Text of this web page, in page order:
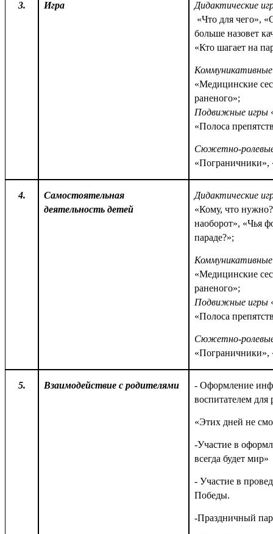
3. Игра
Дидактические
«Что для чего»,
больше назовет
«Кто шагает на
«Медицинские
раненого»;
Подвижные игры
«Полоса
Сюжетно-
«Пограничники»,
4.
Самостоятельная
деятельность детей
Дидактические
«Кому, что
наоборот», «Чья
параде?»;
«Медицинские
раненого»;
Подвижные игры
«Полоса
Сюжетно-
«Пограничники»,
5. Взаимодействие с родителями
- Оформление
воспитателем для
«Этих дней не
-Участие в
всегда будет мир»
- Участие в
Победы.
-Праздничный